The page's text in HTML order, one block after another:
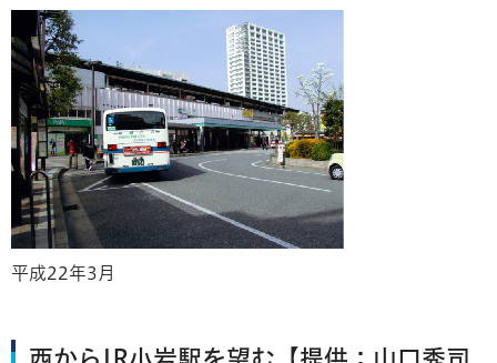
平成22年3月
西からJR小岩駅を望む【提供：山口秀司